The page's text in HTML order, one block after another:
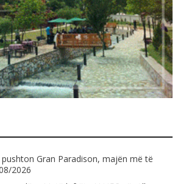
pushton Gran Paradison, majën më të
2026